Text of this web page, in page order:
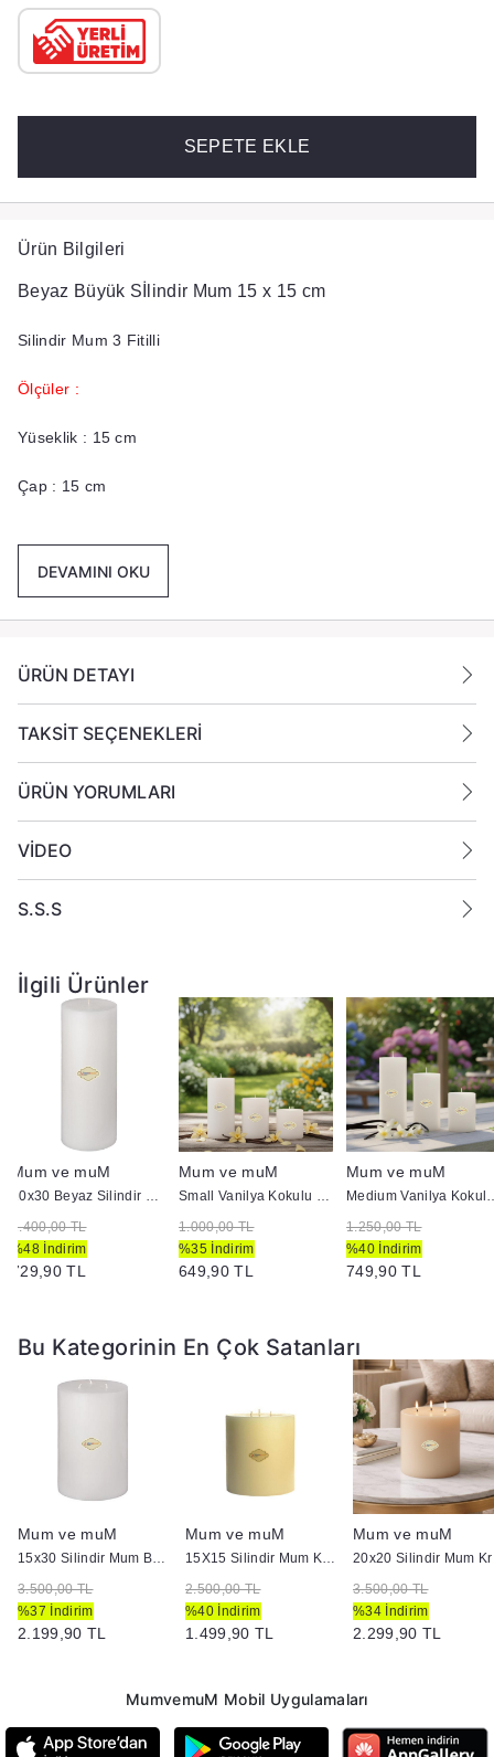
SEPETE EKLE
Ürün Bilgileri
Beyaz Büyük Sİlindir Mum 15 x 15 cm
Silindir Mum 3 Fitilli
Ölçüler :
Yüseklik : 15 cm
Çap : 15 cm
Ek Bilgiler:
DEVAMINI OKU
ÜRÜN DETAYI
TAKSİT SEÇENEKLERİ
ÜRÜN YORUMLARI
VİDEO
S.S.S
İlgili Ürünler
Mum ve muM
10x30 Beyaz Silindir Mum
1.400,00 TL
%48 İndirim
729,90 TL
Mum ve muM
Small Vanilya Kokulu Set Mum Çap 7 cm Beyaz
1.000,00 TL
%35 İndirim
649,90 TL
Mum ve muM
Medium Vanilya
1.250,00 TL
%40 İndirim
749,90 TL
Bu Kategorinin En Çok Satanları
Mum ve muM
15x30 Silindir Mum Beyaz
3.500,00 TL
%37 İndirim
2.199,90 TL
Mum ve muM
15X15 Silindir Mum Krem
2.500,00 TL
%40 İndirim
1.499,90 TL
Mum ve muM
3.500,00 TL
%34 İndirim
2.299,90 TL
MumvemuM Mobil Uygulamaları